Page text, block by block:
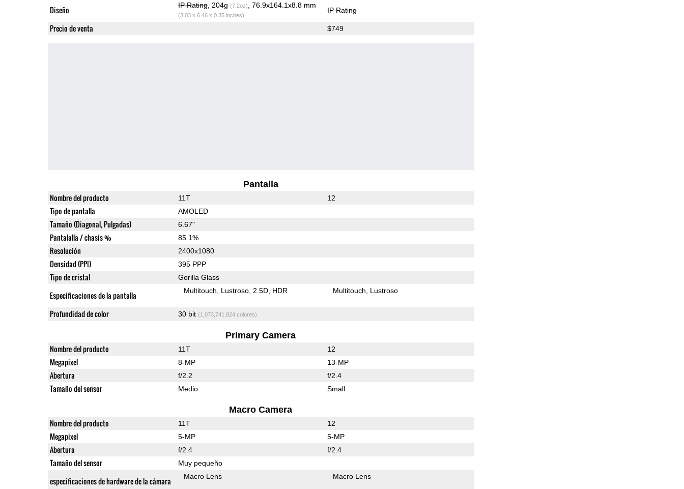
Diseño IP Rating, 204g (7.2oz) , 76.9x164.1x8.8 mm
(3.03 x 6.46 x 0.35 inches)
IP Rating
Precio de venta $749
Pantalla
Nombre del producto 11T 12
Tipo de pantalla AMOLED
Tamaño (Diagonal, Pulgadas) 6.67"
Pantalalla / chasis % 85.1%
Resolución 2400x1080
Densidad (PPI) 395 PPP
Tipo de cristal Gorilla Glass
Especificaciones de la pantalla Multitouch Lustroso 2.5D HDR Multitouch Lustroso
Profundidad de color 30 bit (1,073,741,824 colores)
Primary Camera
Nombre del producto 11T 12
Megapixel 8-MP 13-MP
Abertura f/2.2 f/2.4
Tamaño del sensor Medio Small
Macro Camera
Nombre del producto 11T 12
Megapixel 5-MP 5-MP
Abertura f/2.4 f/2.4
Tamaño del sensor Muy pequeño
especificaciones de hardware de la cámara Macro Lens Macro Lens